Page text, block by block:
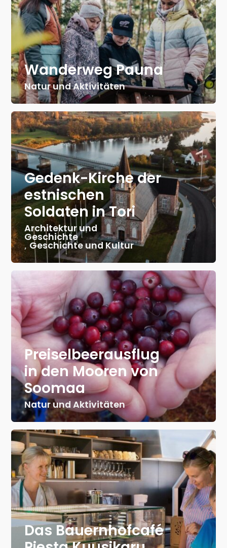
Wanderweg Pauna
Natur und Aktivitäten
Gedenk-Kirche der
estnischen
Soldaten in Tori
Architektur und
Geschichte
, Geschichte und Kultur
Preiselbeerausflug
in den Mooren von
Soomaa
Natur und Aktivitäten
Das Bauernhofcafé